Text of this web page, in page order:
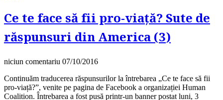
Ce te face să fii pro-viață? Sute de
răspunsuri din America (3)
niciun comentariu 07/10/2016
Continuăm traducerea răspunsurilor la întrebarea „Ce te face să fii
pro-viață?”, venite pe pagina de Facebook a organizației Human
Coalition. Întrebarea a fost pusă printr-un banner postat luni, 3